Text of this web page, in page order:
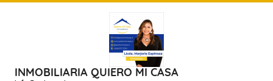
INMOBILIARIA QUIERO MI CASA